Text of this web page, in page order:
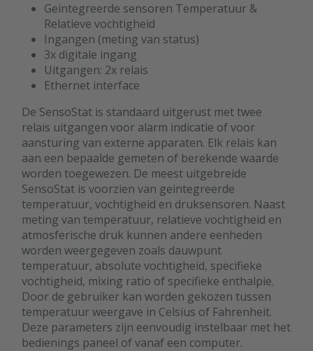
Geintegreerde sensoren Temperatuur &
Relatieve vochtigheid
Ingangen (meting van status)
3x digitale ingang
Uitgangen: 2x relais
Ethernet interface
De SensoStat is standaard uitgerust met twee
relais uitgangen voor alarm indicatie of voor
aansturing van externe apparaten. Elk relais kan
aan een bepaalde gemeten of berekende waarde
worden toegewezen. De meest uitgebreide
SensoStat is voorzien van geintegreerde
temperatuur, vochtigheid en druksensoren. Naast
meting van temperatuur, relatieve vochtigheid en
atmosferische druk kunnen andere eenheden
worden weergegeven zoals dauwpunt
temperatuur, absolute vochtigheid, specifieke
vochtigheid, mixing ratio of specifieke enthalpie.
Door de gebruiker kan worden gekozen tussen
temperatuur weergave in Celsius of Fahrenheit.
Deze parameters zijn eenvoudig instelbaar met het
bedienings paneel of vanaf een computer.